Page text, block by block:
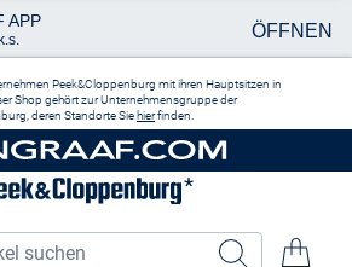
Peek&Cloppenburg mit ihren Hauptsitzen in
Shop gehört zur Unternehmensgruppe der
deren Standorte Sie hierfinden.
APP ÖFFNEN